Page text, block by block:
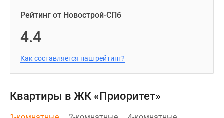
Рейтинг от Новострой-СПб
4.4
Как составляется наш рейтинг?
Квартиры в ЖК «Приоритет»